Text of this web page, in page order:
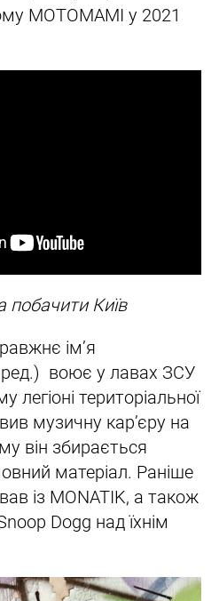
MOTOMAMI у 2021
побачити Київ
ім’я
воює у лавах ЗСУ
легіоні територіальної
музичну кар’єру на
він збирається
матеріал. Раніше
із MONATIK, а також
Dogg над їхнім